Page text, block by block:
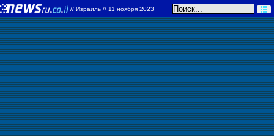
// Израиль // 11 ноября 2023